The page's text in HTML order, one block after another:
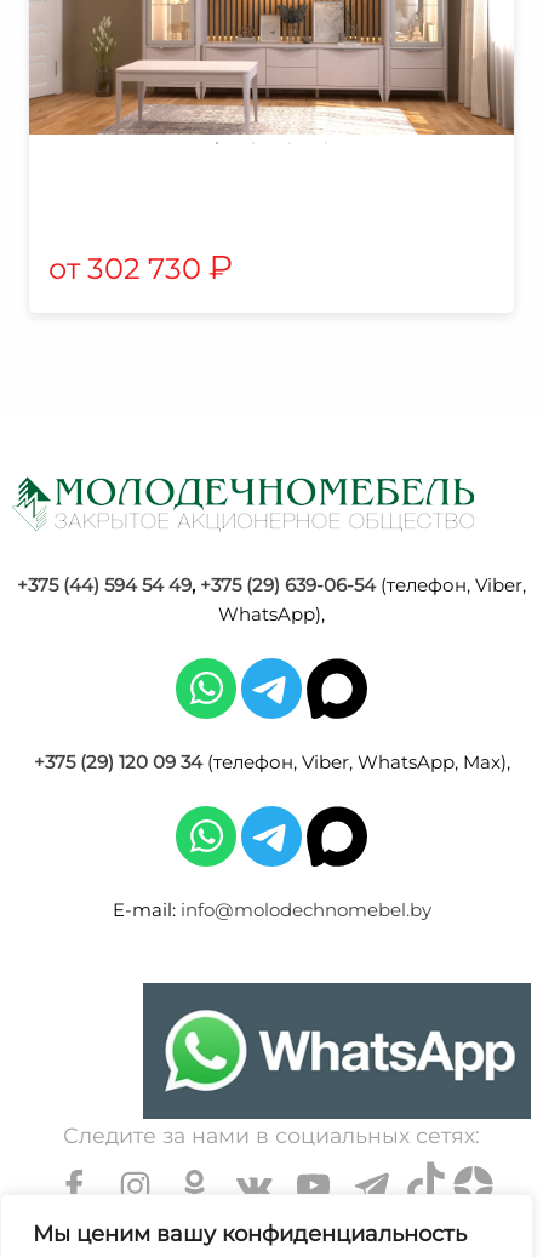
Мы ценим вашу конфиденциальность
302 730 ₽
+375 (44) 594 54 49, +375 (29) 639-06-54(телефон, Viber,
WhatsApp),
+375 (29) 120 09 34(телефон, Viber, WhatsApp, Max),
E-mail: info@molodechnomebel.by
Следите за нами в социальных сетях: